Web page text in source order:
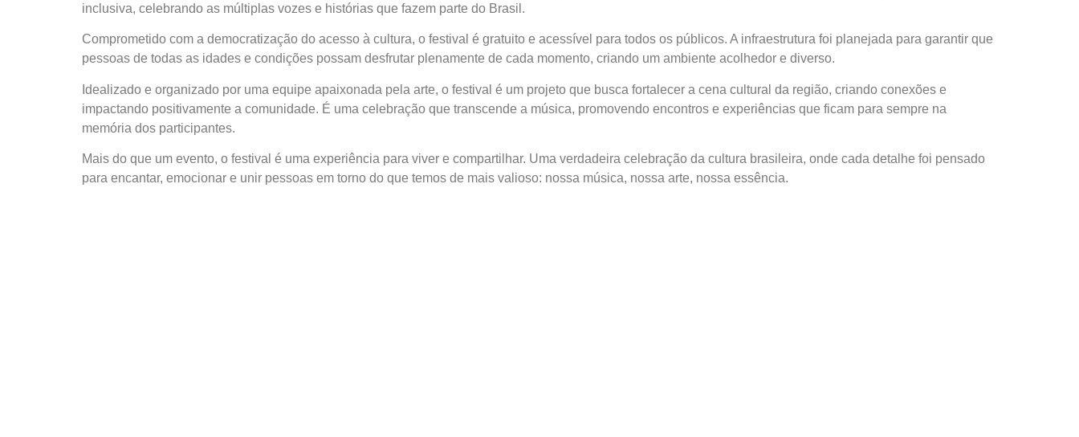
inclusiva, celebrando as múltiplas vozes e histórias que fazem parte do Brasil.
Comprometido com a democratização do acesso à cultura, o festival é gratuito e acessível para todos os públicos. A infraestrutura foi planejada para garantir que
pessoas de todas as idades e condições possam desfrutar plenamente de cada momento, criando um ambiente acolhedor e diverso.
Idealizado e organizado por uma equipe apaixonada pela arte, o festival é um projeto que busca fortalecer a cena cultural da região, criando conexões e
impactando positivamente a comunidade. É uma celebração que transcende a música, promovendo encontros e experiências que ficam para sempre na
memória dos participantes.
Mais do que um evento, o festival é uma experiência para viver e compartilhar. Uma verdadeira celebração da cultura brasileira, onde cada detalhe foi pensado
para encantar, emocionar e unir pessoas em torno do que temos de mais valioso: nossa música, nossa arte, nossa essência.